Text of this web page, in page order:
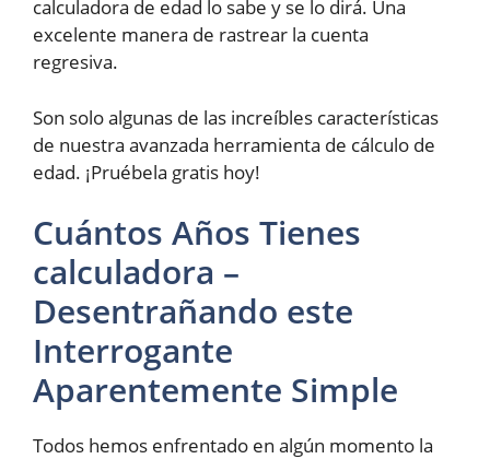
calculadora de edad lo sabe y se lo dirá. Una
excelente manera de rastrear la cuenta
regresiva.
Son solo algunas de las increíbles características
de nuestra avanzada herramienta de cálculo de
edad. ¡Pruébela gratis hoy!
Cuántos Años Tienes
calculadora –
Desentrañando este
Interrogante
Aparentemente Simple
Todos hemos enfrentado en algún momento la